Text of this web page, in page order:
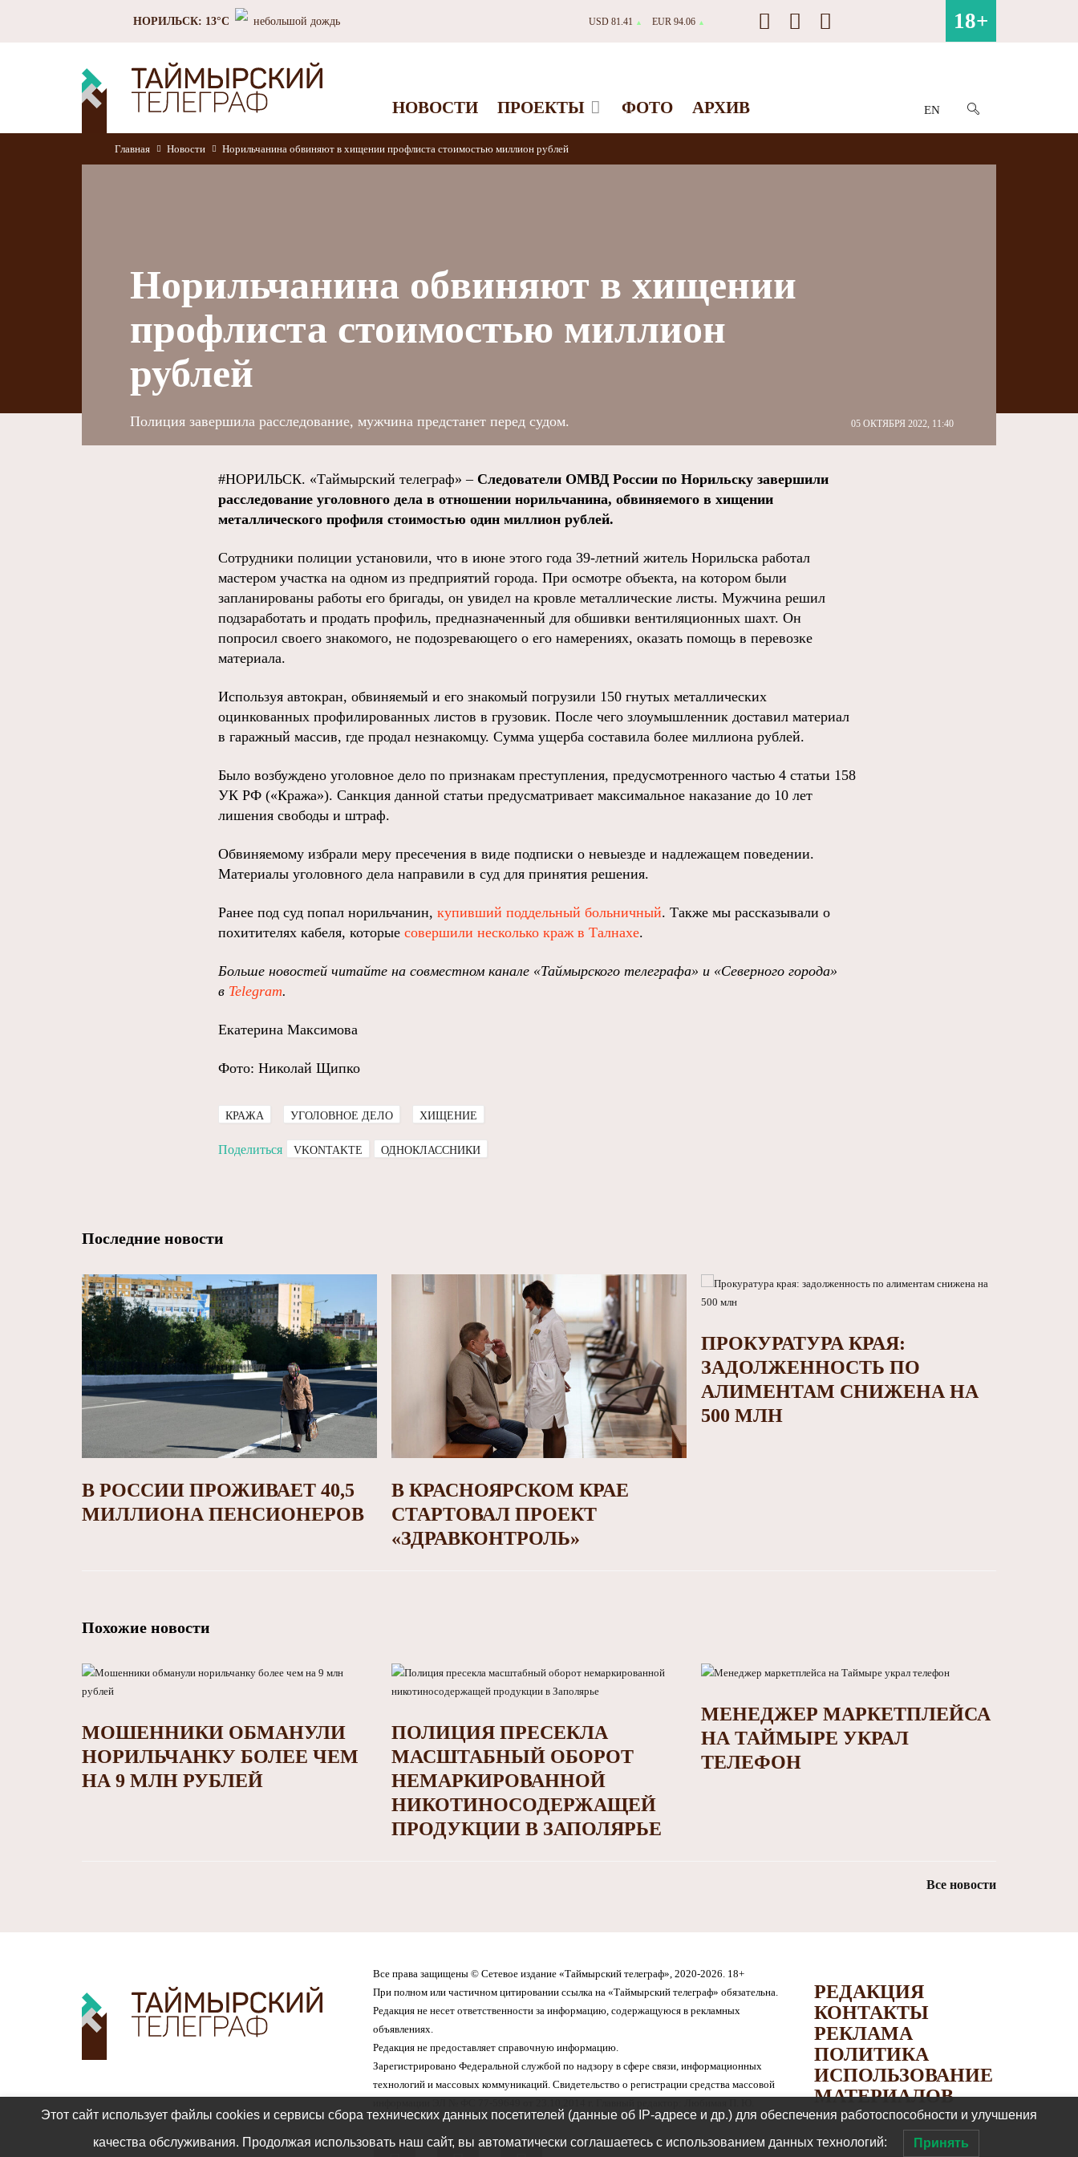
НОРИЛЬСК: 13°C небольшой дождь USD 81.41 ▲ EUR 94.06 ▲ 18+
НОВОСТИ ПРОЕКТЫ ФОТО АРХИВ EN
Главная Новости Норильчанина обвиняют в хищении профлиста стоимостью миллион рублей
Норильчанина обвиняют в хищении
профлиста стоимостью миллион
рублей
05 ОКТЯБРЯ 2022, 11:40
Полиция завершила расследование, мужчина предстанет перед судом.
#НОРИЛЬСК. «Таймырский телеграф» – Следователи ОМВД России по Норильску завершили
расследование уголовного дела в отношении норильчанина, обвиняемого в хищении
металлического профиля стоимостью один миллион рублей.
Сотрудники полиции установили, что в июне этого года 39-летний житель Норильска работал
мастером участка на одном из предприятий города. При осмотре объекта, на котором были
запланированы работы его бригады, он увидел на кровле металлические листы. Мужчина решил
подзаработать и продать профиль, предназначенный для обшивки вентиляционных шахт. Он
попросил своего знакомого, не подозревающего о его намерениях, оказать помощь в перевозке
материала.
Используя автокран, обвиняемый и его знакомый погрузили 150 гнутых металлических
оцинкованных профилированных листов в грузовик. После чего злоумышленник доставил материал
в гаражный массив, где продал незнакомцу. Сумма ущерба составила более миллиона рублей.
Было возбуждено уголовное дело по признакам преступления, предусмотренного частью 4 статьи 158
УК РФ («Кража»). Санкция данной статьи предусматривает максимальное наказание до 10 лет
лишения свободы и штраф.
Обвиняемому избрали меру пресечения в виде подписки о невыезде и надлежащем поведении.
Материалы уголовного дела направили в суд для принятия решения.
Ранее под суд попал норильчанин, купивший поддельный больничный. Также мы рассказывали о
похитителях кабеля, которые совершили несколько краж в Талнахе.
Больше новостей читайте на совместном канале «Таймырского телеграфа» и «Северного города»
в Telegram.
Екатерина Максимова
Фото: Николай Щипко
КРАЖА УГОЛОВНОЕ ДЕЛО ХИЩЕНИЕ
Поделиться VKONTAKTE ОДНОКЛАССНИКИ
Последние новости
В РОССИИ ПРОЖИВАЕТ 40,5
МИЛЛИОНА ПЕНСИОНЕРОВ
В КРАСНОЯРСКОМ КРАЕ
СТАРТОВАЛ ПРОЕКТ
«ЗДРАВКОНТРОЛЬ»
ПРОКУРАТУРА КРАЯ:
ЗАДОЛЖЕННОСТЬ ПО
АЛИМЕНТАМ СНИЖЕНА НА
500 МЛН
Похожие новости
МОШЕННИКИ ОБМАНУЛИ
НОРИЛЬЧАНКУ БОЛЕЕ ЧЕМ
НА 9 МЛН РУБЛЕЙ
ПОЛИЦИЯ ПРЕСЕКЛА
МАСШТАБНЫЙ ОБОРОТ
НЕМАРКИРОВАННОЙ
НИКОТИНОСОДЕРЖАЩЕЙ
ПРОДУКЦИИ В ЗАПОЛЯРЬЕ
МЕНЕДЖЕР МАРКЕТПЛЕЙСА
НА ТАЙМЫРЕ УКРАЛ
ТЕЛЕФОН
Все новости
Все права защищены © Сетевое издание «Таймырский телеграф», 2020-2026. 18+
При полном или частичном цитировании ссылка на «Таймырский телеграф» обязательна.
Редакция не несет ответственности за информацию, содержащуюся в рекламных
объявлениях.
Редакция не предоставляет справочную информацию.
Зарегистрировано Федеральной службой по надзору в сфере связи, информационных
технологий и массовых коммуникаций. Свидетельство о регистрации средства массовой
РЕДАКЦИЯ
КОНТАКТЫ
РЕКЛАМА
ПОЛИТИКА
ИСПОЛЬЗОВАНИЕ
МАТЕРИАЛОВ
Этот сайт использует файлы cookies и сервисы сбора технических данных посетителей (данные об IP-адресе и др.) для обеспечения работоспособности и улучшения
качества обслуживания. Продолжая использовать наш сайт, вы автоматически соглашаетесь с использованием данных технологий: Принять